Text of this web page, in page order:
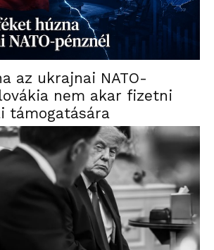
az ukrajnai NATO-
nem akar fizetni
támogatására